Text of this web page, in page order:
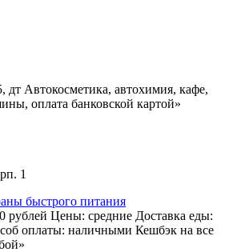
Автокосметика, автохимия, кафе,
оплата банковской картой»
1
быстрого питания
рублей Цены: средние Доставка еды:
оплаты: наличными Кешбэк на все